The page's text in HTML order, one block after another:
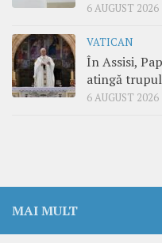
6 AUGUST 2026
VATICAN
În Assisi,
atingă
6 AUGUST 2026
MAI MULT